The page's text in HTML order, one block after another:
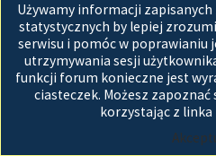
użytkowników witryny. Użytkownicy
wyświetleni na karciePrzyjaciele
zarządzania kontem. Z tego
status, a także wysłać prywatną
używanego stylu witryny, posty
wyróżniane. Jeśli użytkownik
Używamy informacji
statystycznych by lepiej
serwisu i pomóc w poprawianiu
utrzymywania sesji
funkcji forum konieczne jest
ciasteczek. Możesz
korzystając z linka